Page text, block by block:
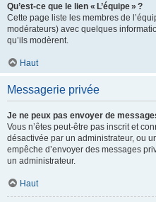
Qu’est-ce que le lien « L’équipe » ?
Cette page liste les membres de
modérateurs) avec quelques
qu’ils modèrent.
Haut
Messagerie privée
Je ne peux pas envoyer de
Vous n’êtes peut-être pas inscrit et
désactivée par un administrateur, ou
empêche d’envoyer des messages
un administrateur.
Haut